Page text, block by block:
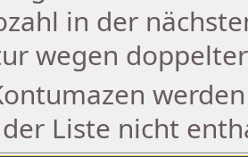
in der
wegen
Liste nicht